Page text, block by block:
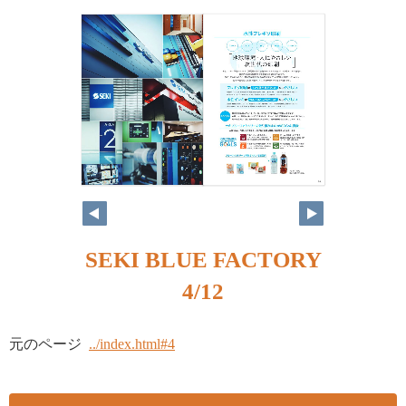
SEKI BLUE FACTORY
4/12
元のページ ../index.html#4